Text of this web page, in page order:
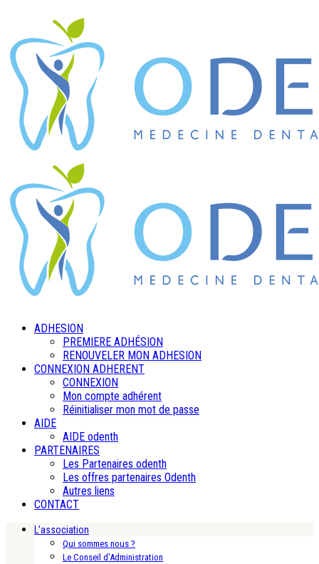
ADHESION
PREMIERE ADHÉSION
RENOUVELER MON ADHESION
CONNEXION ADHERENT
CONNEXION
Mon compte adhérent
Réinitialiser mon mot de passe
AIDE
AIDE odenth
PARTENAIRES
Les Partenaires odenth
Les offres partenaires Odenth
Autres liens
CONTACT
L’association
Qui sommes nous ?
Le Conseil d’Administration